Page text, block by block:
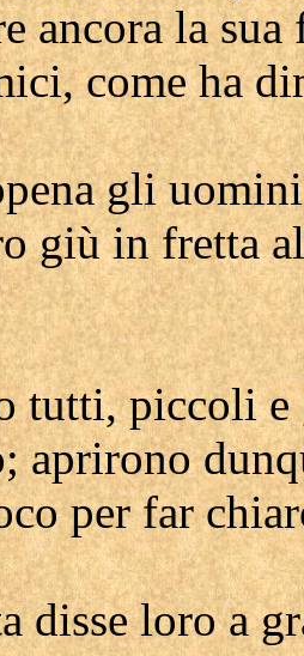
ancora la
come ha
gli
giù in fretta
tutti, piccoli e
aprirono
per far
disse loro a